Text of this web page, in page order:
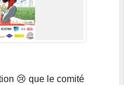
😢 que le comité